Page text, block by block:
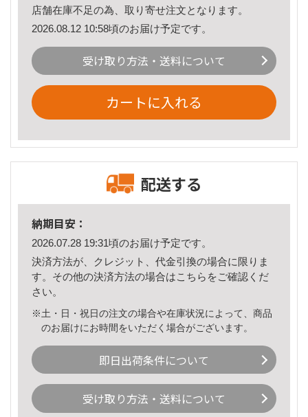
店舗在庫不足の為、取り寄せ注文となります。
2026.08.12 10:58頃のお届け予定です。
受け取り方法・送料について
カートに入れる
配送する
納期目安：
2026.07.28 19:31頃のお届け予定です。
決済方法が、クレジット、代金引換の場合に限りま
す。その他の決済方法の場合はこちら をご確認くだ
さい。
※土・日・祝日の注文の場合や在庫状況によって、商品
のお届けにお時間をいただく場合がございます。
即日出荷条件について
受け取り方法・送料について